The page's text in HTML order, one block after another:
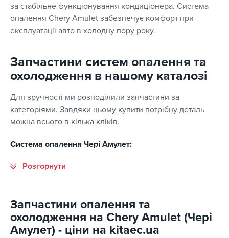
за стабільне функціонування кондиціонера. Система
опалення Chery Amulet забезпечує комфорт при
експлуатації авто в холодну пору року.
Запчастини систем опалення та
охолодження в нашому каталозі
Для зручності ми розподілили запчастини за
категоріями. Завдяки цьому купити потрібну деталь
можна всього в кілька кліків.
Система опалення Чері Амулет:
Запчастини опалення та
охолодження на Chery Amulet (Чері
Амулет) - ціни на kitaec.ua